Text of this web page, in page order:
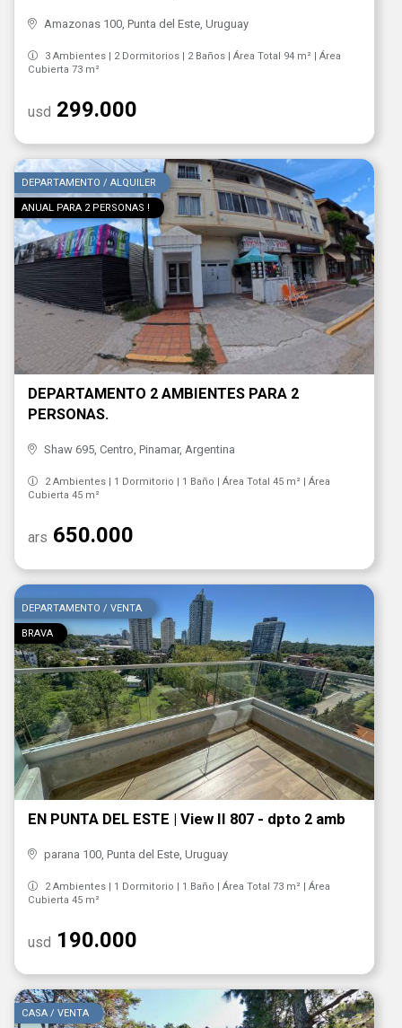
Amazonas 100, Punta del Este, Uruguay
3 Ambientes | 2 Dormitorios | 2 Baños | Área Total 94 m² | Área
Cubierta 73 m²
usd 299.000
DEPARTAMENTO / ALQUILER
ANUAL PARA 2 PERSONAS !
DEPARTAMENTO 2 AMBIENTES PARA 2
PERSONAS.
Shaw 695, Centro, Pinamar, Argentina
2 Ambientes | 1 Dormitorio | 1 Baño | Área Total 45 m² | Área
Cubierta 45 m²
ars 650.000
DEPARTAMENTO / VENTA
BRAVA
EN PUNTA DEL ESTE | View II 807 - dpto 2 amb
parana 100, Punta del Este, Uruguay
2 Ambientes | 1 Dormitorio | 1 Baño | Área Total 73 m² | Área
Cubierta 45 m²
usd 190.000
CASA / VENTA